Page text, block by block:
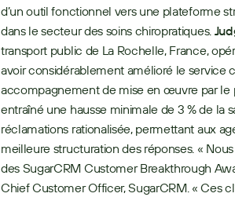
d’un outil fonctionnel vers une plateforme
dans le secteur des soins chiropratiques.
transport public de La Rochelle, France,
avoir considérablement amélioré le service
accompagnement de mise en œuvre par le
entraîné une hausse minimale de 3 % de la
réclamations rationalisée, permettant aux
meilleure structuration des réponses. «
des SugarCRM Customer Breakthrough
Chief Customer Officer, SugarCRM. « Ces